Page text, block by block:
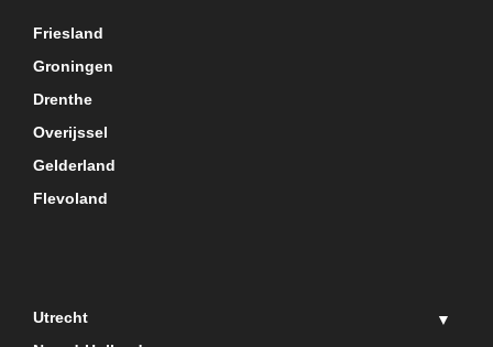
Friesland
Groningen
Drenthe
Overijssel
Gelderland
Flevoland
Utrecht
▼